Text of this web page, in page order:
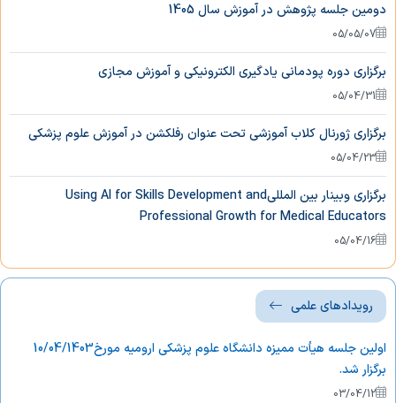
دومین جلسه پژوهش در آموزش سال 1405
05/05/07
برگزاری دوره پودمانی یادگیری الکترونیکی و آموزش مجازی
05/04/31
برگزاری ژورنال کلاب آموزشی تحت عنوان رفلکشن در آموزش علوم پزشکی
05/04/23
برگزاری وبینار بین المللیUsing AI for Skills Development and
Professional Growth for Medical Educators
05/04/16
رویدادهای علمی
اولین جلسه هیأت ممیزه دانشگاه علوم پزشکی ارومیه مورخ10/04/1403
برگزار شد.
03/04/12